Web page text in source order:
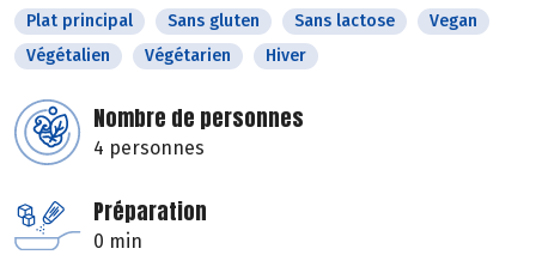
Plat principal Sans gluten Sans lactose
Vegan
Végétalien
Végétarien Hiver
Nombre de personnes
4 personnes
Préparation
0 min